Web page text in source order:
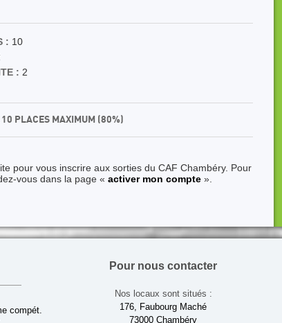
: 10
: 2
PLACES MAXIMUM (80%)
pour vous inscrire aux sorties du CAF Chambéry. Pour
vous dans la page « activer mon compte ».
compét.
Pour nous contacter
Nos locaux sont situés :
176, Faubourg Maché
73000 Chambéry